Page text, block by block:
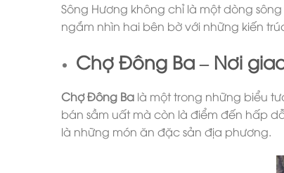
Sông Hương không chỉ là một dòng
ngắm nhìn hai bên bờ với những kiến
Chợ Đông Ba – Nơi
Chợ Đông Ba là một trong những biểu
bán sầm uất mà còn là điểm đến hấp
là những món ăn đặc sản địa phương.